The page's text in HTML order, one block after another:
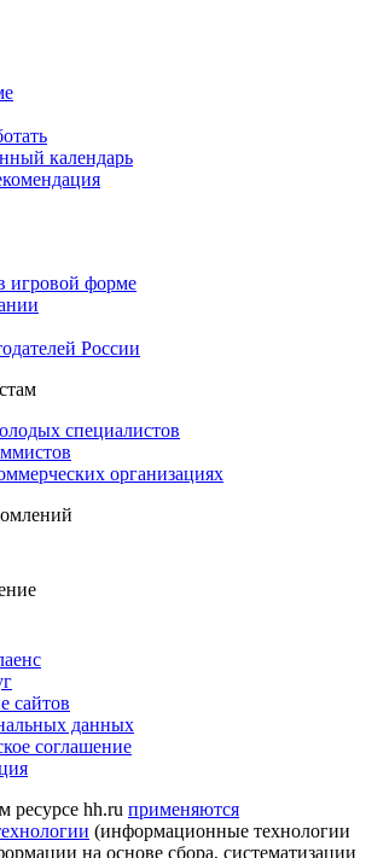
календарь
игровой форме
России
специалистов
организациях
сайтов
данных
соглашение
hh.ru применяются
(информационные технологии
на основе сбора, систематизации